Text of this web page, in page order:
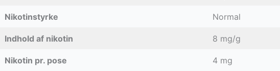
Nikotinstyrke Normal
Indhold af nikotin 8 mg/g
Nikotin pr. pose 4 mg